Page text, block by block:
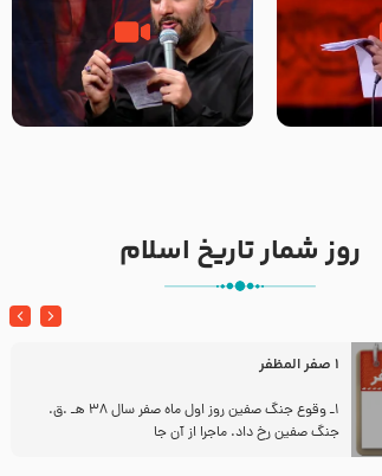
دل‌هاست –
عزاداری شب
من غلام نوکراتم من عاشق
کربلاتم – شور زمینه – شب هفتم
روز شمار تاریخ اسلام
1 صفر المظفر
1ـ وقوع جنگ صفین روز اول ماه صفر سال 38 هـ .ق.
جنگ صفین رخ داد. ماجرا از آن جا